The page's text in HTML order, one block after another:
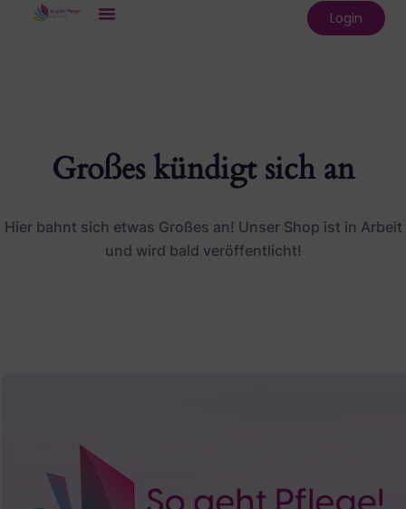
Login
Großes kündigt sich an
Hier bahnt sich etwas Großes an! Unser Shop ist in Arbeit
und wird bald veröffentlicht!